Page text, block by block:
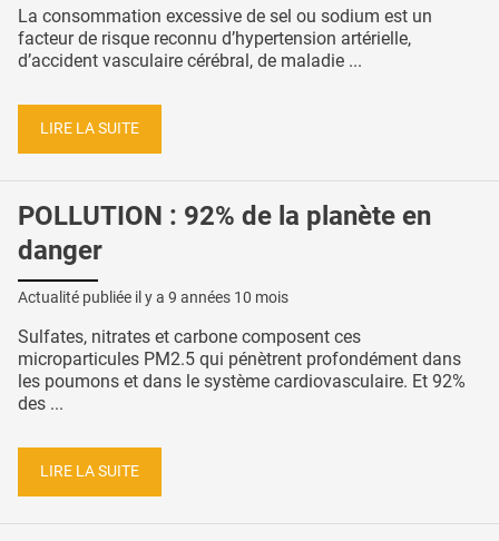
La consommation excessive de sel ou sodium est un
facteur de risque reconnu d’hypertension artérielle,
d’accident vasculaire cérébral, de maladie ...
LIRE LA SUITE
POLLUTION : 92% de la planète en
danger
Actualité publiée il y a 9 années 10 mois
Sulfates, nitrates et carbone composent ces
microparticules PM2.5 qui pénètrent profondément dans
les poumons et dans le système cardiovasculaire. Et 92%
des ...
LIRE LA SUITE